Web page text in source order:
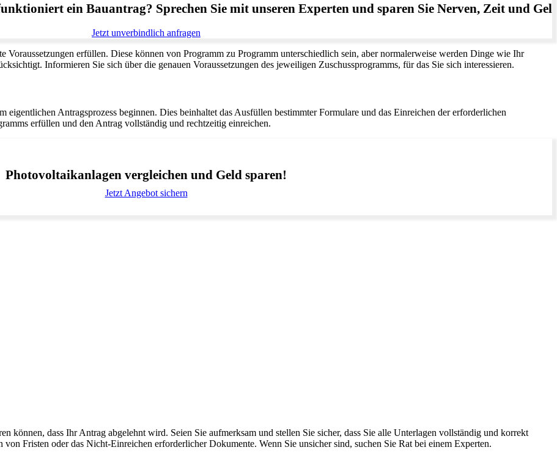
ein Bauantrag? Sprechen Sie mit unseren Experten und sparen Sie Nerven, Zeit und
Jetzt unverbindlich anfragen
Voraussetzungen erfüllen. Diese können von Programm zu Programm unterschiedlich sein, aber normalerweise werden Dinge wie Ihr
Informieren Sie sich über die genauen Voraussetzungen des jeweiligen Zuschussprogramms, für das Sie sich interessieren.
eigentlichen Antragsprozess beginnen. Dies beinhaltet das Ausfüllen bestimmter Formulare und das Einreichen der erforderlichen
erfüllen und den Antrag vollständig und rechtzeitig einreichen.
Photovoltaikanlagen vergleichen und Geld sparen!
Jetzt Angebot sichern
können, dass Ihr Antrag abgelehnt wird. Seien Sie aufmerksam und stellen Sie sicher, dass Sie alle Unterlagen vollständig und korrekt
Fristen oder das Nicht-Einreichen erforderlicher Dokumente. Wenn Sie unsicher sind, suchen Sie Rat bei einem Experten.